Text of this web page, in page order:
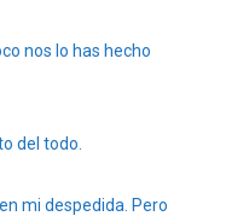
nos lo has hecho
del todo.
mi despedida. Pero